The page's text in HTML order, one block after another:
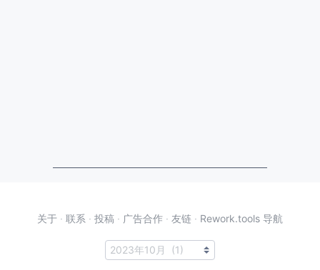
关于 · 联系 · 投稿 · 广告合作 · 友链 · Rework.tools 导航